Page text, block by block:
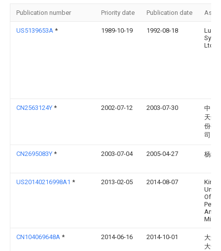
Publication number Priority date Publication date
US5139653A * 1989-10-19 1992-08-18
Ltd.
CN2563124Y * 2002-07-12 2003-07-30
中国
天然
份有
司
CN2695083Y * 2003-07-04 2005-04-27 杨增
US20140216998A1 * 2013-02-05 2014-08-07
King
Of
And
CN104069648A * 2014-06-16 2014-10-01
大连
大化